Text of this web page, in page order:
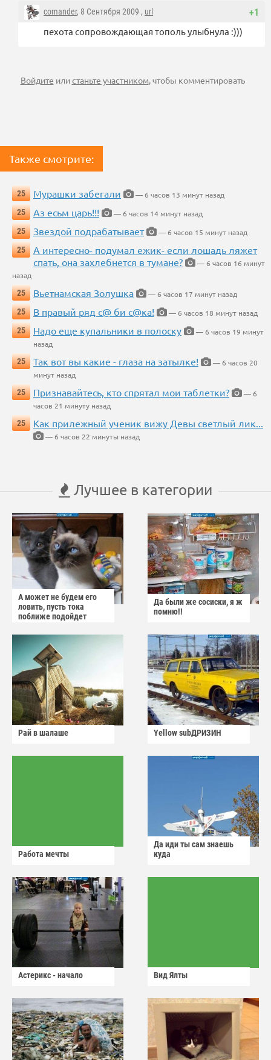
+1
comander, 8 Сентября 2009 , url
пехота сопровождающая тополь улыбнула :)))
Войдите илистаньте участником, чтобы комментировать
Также смотрите:
25 Мурашки забегали
— 6 часов 13 минут назад
25
Аз есьм царь!!!
— 6 часов 14 минут назад
25
Звездой подрабатывает
— 6 часов 15 минут назад
25
А интересно- подумал ежик- если лошадь ляжет
спать, она захлебнется в тумане?
— 6 часов 16 минут
назад
25
Вьетнамская Золушка
— 6 часов 17 минут назад
25
В правый ряд с@ би с@ка!
— 6 часов 18 минут назад
25
Надо еще купальники в полоску
— 6 часов 19 минут
назад
25
Так вот вы какие - глаза на затылке!
— 6 часов 20
минут назад
25
Признавайтесь, кто спрятал мои таблетки?
— 6
часов 21 минуту назад
25
Как прилежный ученик вижу Девы светлый лик...
— 6 часов 22 минуты назад
Лучшее в категории
А может не будем его
ловить, пусть тока
поближе подойдет
Да были же сосиски, я ж
помню!!
Рай в шалаше Yellow subДРИЗИН
Работа мечты
Да иди ты сам знаешь
куда
Астерикс - начало Вид Ялты